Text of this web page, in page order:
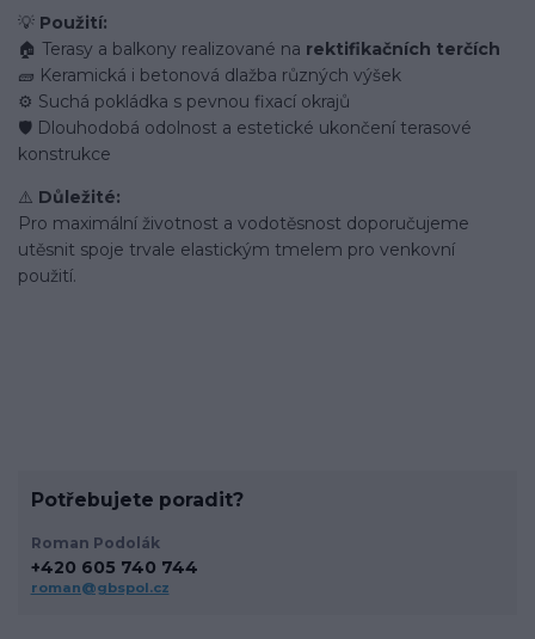
💡 Použití:
🏠 Terasy a balkony realizované na rektifikačních terčích
🧱 Keramická i betonová dlažba různých výšek
⚙️ Suchá pokládka s pevnou fixací okrajů
🛡️ Dlouhodobá odolnost a estetické ukončení terasové
konstrukce
⚠️ Důležité:
Pro maximální životnost a vodotěsnost doporučujeme
utěsnit spoje trvale elastickým tmelem pro venkovní
použití.
Potřebujete poradit?
Roman Podolák
+420 605 740 744
roman@gbspol.cz